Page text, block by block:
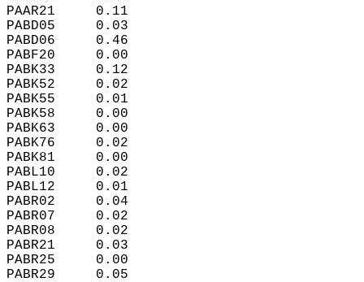
PAAR21     0.11
PABD05     0.03
PABD06     0.46
PABF20     0.00
PABK33     0.12
PABK52     0.02
PABK55     0.01
PABK58     0.00
PABK63     0.00
PABK76     0.02
PABK81     0.00
PABL10     0.02
PABL12     0.01
PABR02     0.04
PABR07     0.02
PABR08     0.02
PABR21     0.03
PABR25     0.00
PABR29     0.05